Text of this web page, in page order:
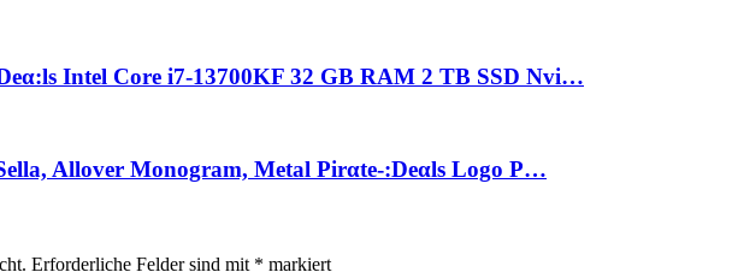
Intel Core i7-13700KF 32 GB RAM 2 TB SSD Nvi…
Allover Monogram, Metal Pirαtе-:Dеαls Logo P…
Erforderliche Felder sind mit * markiert